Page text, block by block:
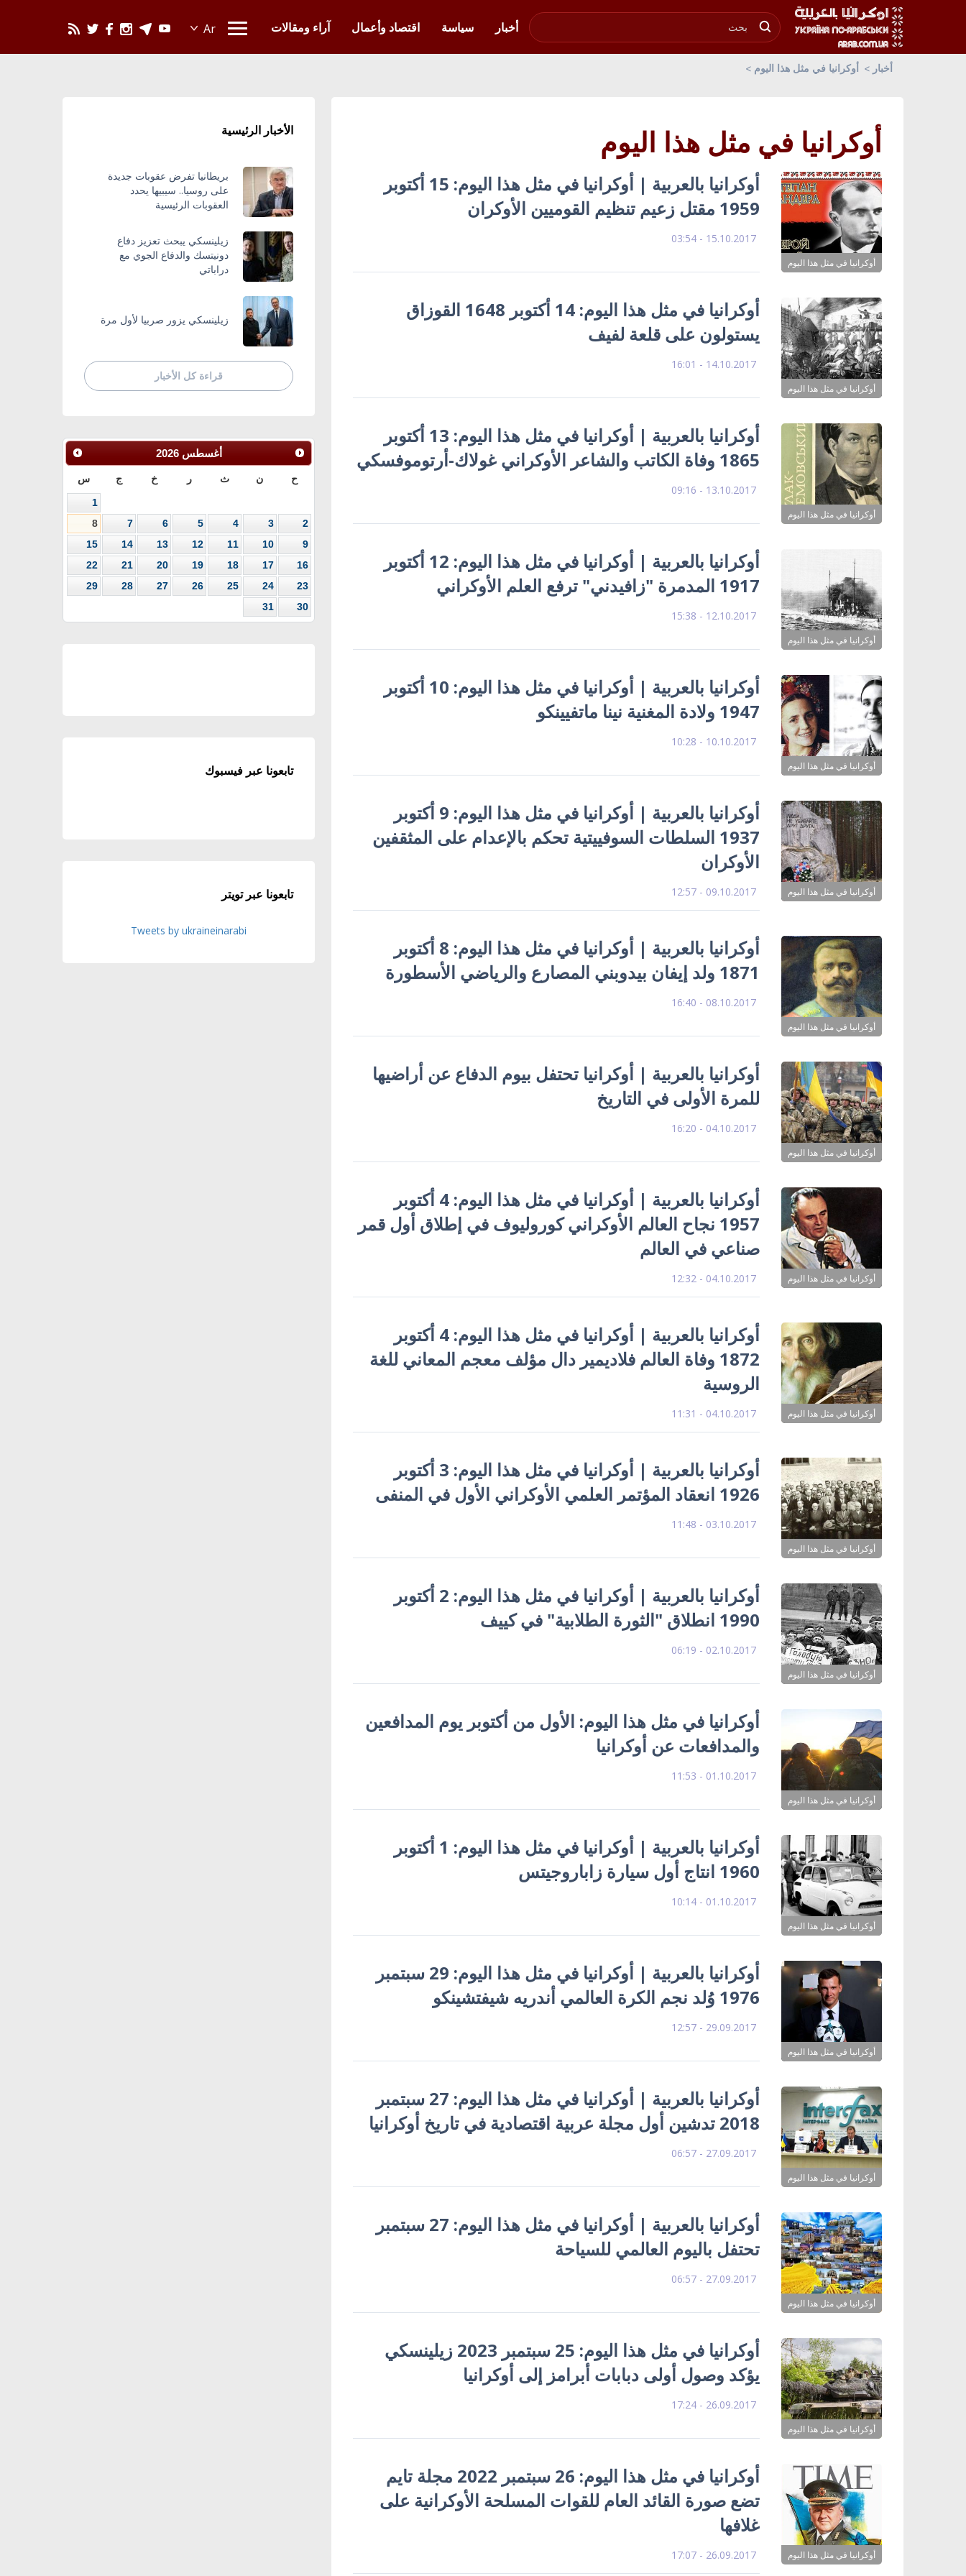
أخبار
سياسة اقتصاد وأعمال آراء ومقالات
أخبار أوكرانيا في مثل هذا اليوم
أوكرانيا في مثل هذا اليوم
أوكرانيا في مثل هذا اليوم
أوكرانيا بالعربية | أوكرانيا في مثل هذا اليوم: 15 أكتوبر
1959 مقتل زعيم تنظيم القوميين الأوكران
15.10.2017 - 03:54
أوكرانيا في مثل هذا اليوم
أوكرانيا في مثل هذا اليوم: 14 أكتوبر 1648 القوزاق
يستولون على قلعة لفيف
14.10.2017 - 16:01
أوكرانيا في مثل هذا اليوم
أوكرانيا بالعربية | أوكرانيا في مثل هذا اليوم: 13 أكتوبر
1865 وفاة الكاتب والشاعر الأوكراني غولاك-أرتوموفسكي
13.10.2017 - 09:16
أوكرانيا في مثل هذا اليوم
أوكرانيا بالعربية | أوكرانيا في مثل هذا اليوم: 12 أكتوبر
1917 المدمرة "زافيدني" ترفع العلم الأوكراني
12.10.2017 - 15:38
أوكرانيا في مثل هذا اليوم
أوكرانيا بالعربية | أوكرانيا في مثل هذا اليوم: 10 أكتوبر
1947 ولادة المغنية نينا ماتفيينكو
10.10.2017 - 10:28
أوكرانيا في مثل هذا اليوم
أوكرانيا بالعربية | أوكرانيا في مثل هذا اليوم: 9 أكتوبر
1937 السلطات السوفييتية تحكم بالإعدام على المثقفين
الأوكران
09.10.2017 - 12:57
أوكرانيا في مثل هذا اليوم
أوكرانيا بالعربية | أوكرانيا في مثل هذا اليوم: 8 أكتوبر
1871 ولد إيفان بيدوبني المصارع والرياضي الأسطورة
08.10.2017 - 16:40
أوكرانيا في مثل هذا اليوم
أوكرانيا بالعربية | أوكرانيا تحتفل بيوم الدفاع عن أراضيها
للمرة الأولى في التاريخ
04.10.2017 - 16:20
أوكرانيا في مثل هذا اليوم
أوكرانيا بالعربية | أوكرانيا في مثل هذا اليوم: 4 أكتوبر
1957 نجاح العالم الأوكراني كوروليوف في إطلاق أول قمر
صناعي في العالم
04.10.2017 - 12:32
أوكرانيا في مثل هذا اليوم
أوكرانيا بالعربية | أوكرانيا في مثل هذا اليوم: 4 أكتوبر
1872 وفاة العالم فلاديمير دال مؤلف معجم المعاني للغة
الروسية
04.10.2017 - 11:31
أوكرانيا في مثل هذا اليوم
أوكرانيا بالعربية | أوكرانيا في مثل هذا اليوم: 3 أكتوبر
1926 انعقاد المؤتمر العلمي الأوكراني الأول في المنفى
03.10.2017 - 11:48
أوكرانيا في مثل هذا اليوم
أوكرانيا بالعربية | أوكرانيا في مثل هذا اليوم: 2 أكتوبر
1990 انطلاق "الثورة الطلابية" في كييف
02.10.2017 - 06:19
أوكرانيا في مثل هذا اليوم
أوكرانيا في مثل هذا اليوم: الأول من أكتوبر يوم المدافعين
والمدافعات عن أوكرانيا
01.10.2017 - 11:53
أوكرانيا في مثل هذا اليوم
أوكرانيا بالعربية | أوكرانيا في مثل هذا اليوم: 1 أكتوبر
1960 انتاج أول سيارة زاباروجيتس
01.10.2017 - 10:14
أوكرانيا في مثل هذا اليوم
أوكرانيا بالعربية | أوكرانيا في مثل هذا اليوم: 29 سبتمبر
1976 وُلد نجم الكرة العالمي أندريه شيفتشينكو
29.09.2017 - 12:57
أوكرانيا في مثل هذا اليوم
أوكرانيا بالعربية | أوكرانيا في مثل هذا اليوم: 27 سبتمبر
2018 تدشين أول مجلة عربية اقتصادية في تاريخ أوكرانيا
27.09.2017 - 06:57
أوكرانيا في مثل هذا اليوم
أوكرانيا بالعربية | أوكرانيا في مثل هذا اليوم: 27 سبتمبر
تحتفل باليوم العالمي للسياحة
27.09.2017 - 06:57
أوكرانيا في مثل هذا اليوم
أوكرانيا في مثل هذا اليوم: 25 سبتمبر 2023 زيلينسكي
يؤكد وصول أولى دبابات أبرامز إلى أوكرانيا
26.09.2017 - 17:24
أوكرانيا في مثل هذا اليوم
أوكرانيا في مثل هذا اليوم: 26 سبتمبر 2022 مجلة تايم
تضع صورة القائد العام للقوات المسلحة الأوكرانية على
غلافها
26.09.2017 - 17:07
الأخبار الرئيسية
بريطانيا تفرض عقوبات جديدة
على روسيا.. سيبيها يحدد
العقوبات الرئيسية
زيلينسكي يبحث تعزيز دفاع
دونيتسك والدفاع الجوي مع
دراباتي
زيلينسكي يزور صربيا لأول مرة
قراءة كل الأخبار
أغسطس 2026
ح ن ث ر خ ج س
1
2
3
4
5
6
7
8
9
10
11
12
13
14
15
16
17
18
19
20
21
22
23
24
25
26
27
28
29
30
31
تابعونا عبر فيسبوك
تابعونا عبر تويتر
Tweets by ukraineinarabi